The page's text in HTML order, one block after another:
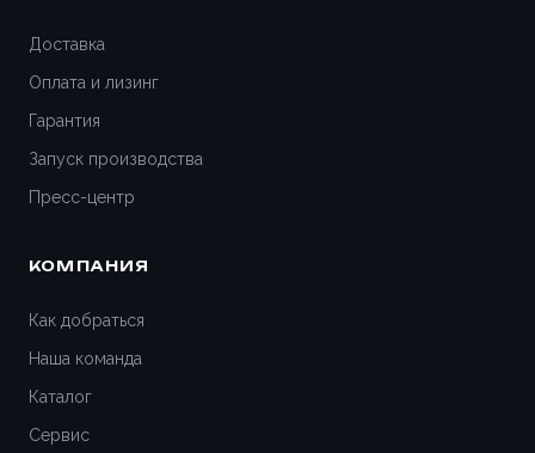
Доставка
Оплата и лизинг
Гарантия
Запуск производства
Пресс-центр
КОМПАНИЯ
Как добраться
Наша команда
Каталог
Сервис